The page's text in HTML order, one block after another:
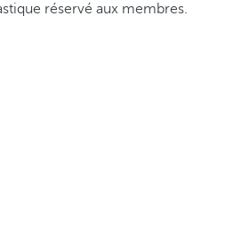
réservé aux membres.